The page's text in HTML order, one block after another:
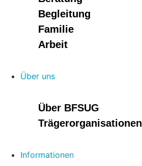
Begleitung
Familie
Arbeit
Über uns
Über BFSUG
Trägerorganisationen
Informationen